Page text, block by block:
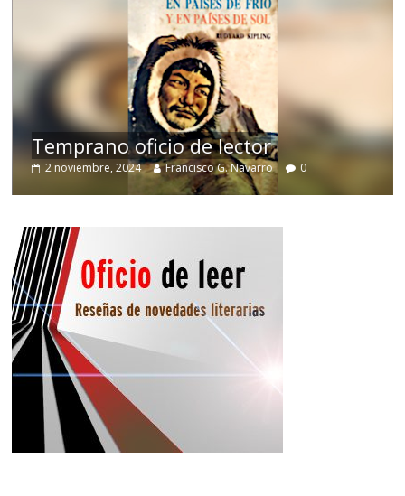
Temprano oficio de lector
2 noviembre, 2024 Francisco G. Navarro 0